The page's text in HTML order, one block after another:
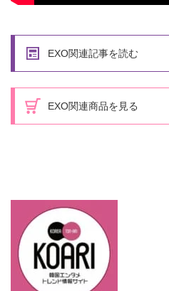
EXO関連記事を読む
EXO関連商品を見る